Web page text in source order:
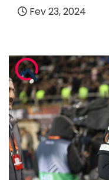
Fev 23, 2024